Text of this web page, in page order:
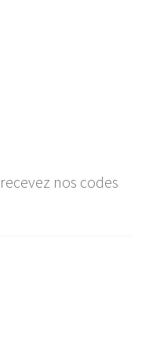
nos codes